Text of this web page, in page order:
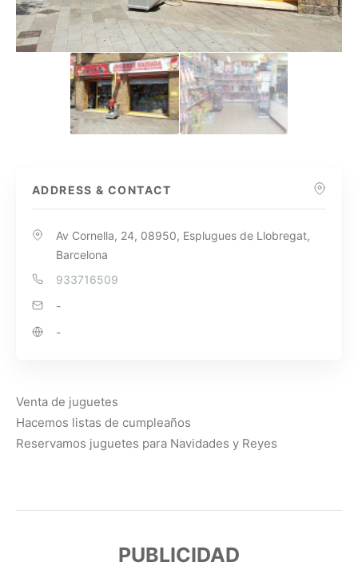
ADDRESS & CONTACT
Av Cornella, 24, 08950, Esplugues de Llobregat,
Barcelona
933716509
-
-
Venta de juguetes
Hacemos listas de cumpleaños
Reservamos juguetes para Navidades y Reyes
PUBLICIDAD